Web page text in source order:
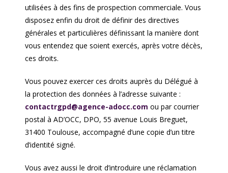
utilisées à des fins de prospection commerciale. Vous
disposez enfin du droit de définir des directives
générales et particulières définissant la manière dont
vous entendez que soient exercés, après votre décès,
ces droits.
Vous pouvez exercer ces droits auprès du Délégué à
la protection des données à l’adresse suivante :
contactrgpd@agence-adocc.com ou par courrier
postal à AD’OCC, DPO, 55 avenue Louis Breguet,
31400 Toulouse, accompagné d’une copie d’un titre
d’identité signé.
Vous avez aussi le droit d’introduire une réclamation